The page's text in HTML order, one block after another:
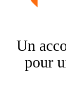
Un
pour